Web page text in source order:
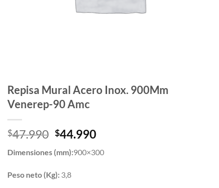
Repisa Mural Acero Inox. 900Mm
Venerep-90 Amc
$47.990 El
precio
original
era:
$47.990.
$44.990El
actual
Dimensiones (mm):900×300
Peso neto (Kg): 3,8